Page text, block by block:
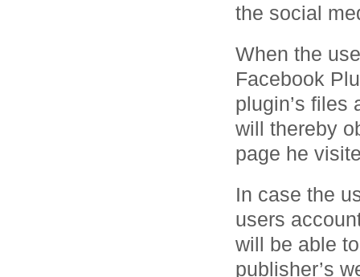
the social
When the
Facebook
plugin’s files
will thereby
page he
In case the
users
will be able
publisher’s